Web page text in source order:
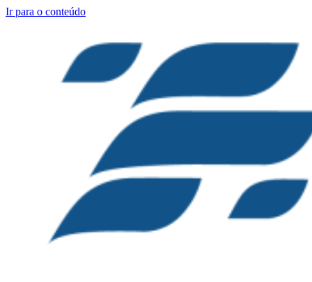
Ir para o conteúdo